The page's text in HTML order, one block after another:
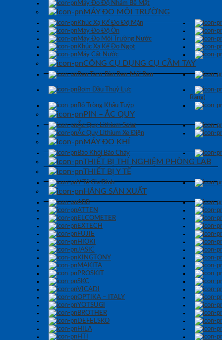
Máy Đo Độ Nhám Bề Mặt
MÁY ĐO MÔI TRƯỜNG
Khúc Xạ Kế Đo Độ Mặn
Máy Đo Độ Ồn
Máy Đo Môi Trường Nước
Khúc Xạ Kế Đo Ngọt
Máy Cất Nước
CÔNG CỤ DỤNG CỤ CẦM TAY
Ren Taro-Bàn Ren-Mũi Ren
Bơm Dầu Thuỷ Lực
Răng)
Bộ Tròng Khẩu Tuýp
PIN – ẮC QUY
Ắc Quy Lithium Solar
Ắc Quy Lithium Xe Điện
MÁY ĐO KHÍ
Báo Khói Báo Cháy
THIẾT BỊ THÍ NGHIỆM PHÒNG LAB
THIẾT BỊ Y TẾ
Y Tế Gia Đình
HÃNG SẢN XUẤT
ABB
ATTEN
ELCOMETER
EXTECH
FUJIE
HIOKI
JASIC
KINGTONY
MAKITA
PROSKIT
SKC
VICADI
OPTIKA – ITALY
YOTSUGI
BROTHER
DEFELSKO
HILA
HTI